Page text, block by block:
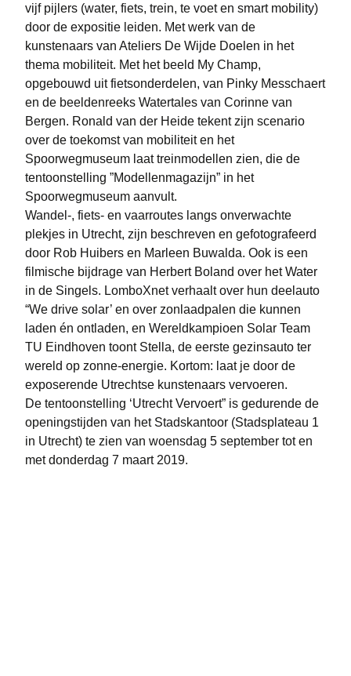
vijf pijlers (water, fiets, trein, te voet en smart mobility)
door de expositie leiden. Met werk van de
kunstenaars van Ateliers De Wijde Doelen in het
thema mobiliteit. Met het beeld My Champ,
opgebouwd uit fietsonderdelen, van Pinky Messchaert
en de beeldenreeks Watertales van Corinne van
Bergen. Ronald van der Heide tekent zijn scenario
over de toekomst van mobiliteit en het
Spoorwegmuseum laat treinmodellen zien, die de
tentoonstelling ”Modellenmagazijn” in het
Spoorwegmuseum aanvult.
Wandel-, fiets- en vaarroutes langs onverwachte
plekjes in Utrecht, zijn beschreven en gefotografeerd
door Rob Huibers en Marleen Buwalda. Ook is een
filmische bijdrage van Herbert Boland over het Water
in de Singels. LomboXnet verhaalt over hun deelauto
“We drive solar’ en over zonlaadpalen die kunnen
laden én ontladen, en Wereldkampioen Solar Team
TU Eindhoven toont Stella, de eerste gezinsauto ter
wereld op zonne-energie. Kortom: laat je door de
exposerende Utrechtse kunstenaars vervoeren.
De tentoonstelling ‘Utrecht Vervoert” is gedurende de
openingstijden van het Stadskantoor (Stadsplateau 1
in Utrecht) te zien van woensdag 5 september tot en
met donderdag 7 maart 2019.